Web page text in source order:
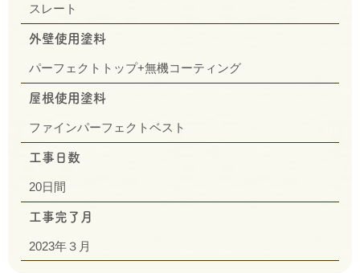
スレート
外壁使用塗料
パーフェクトトップ+無機コーティング
屋根使用塗料
ファインパーフェクトベスト
工事日数
20日間
工事完了月
2023年３月